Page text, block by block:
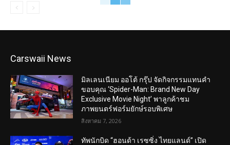
Carswaii News
มิลเลนเนียม ออโต้ กรุ๊ป จัดกิจกรรมแทนคำ
ขอบคุณ ‘Spider-Man: Brand New Day
Exclusive Movie Night’ พาลูกค้าชม
ภาพยนตร์ฟอร์มยักษ์รอบพิเศษ
สิงหาคม 7, 2026
ทัพนักบิด “ฮอนด้า เรซซิ่ง ไทยแลนด์” เปิด